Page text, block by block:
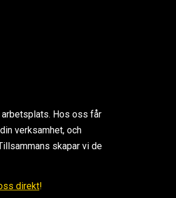
Hos oss får
verksamhet, och
skapar vi de
direkt!